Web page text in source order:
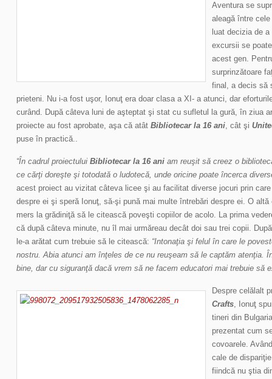
Aventura se
aleagă între
luat decizia de
excursii se
acest gen.
surprinzătoare
final, a decis să
prieteni. Nu i-a fost uşor, Ionuţ era doar clasa a XI- a atunci, dar
curând. După câteva luni de aşteptat şi stat cu sufletul la gură, în ziua
proiecte au fost aprobate, aşa că atât Bibliotecar la 16 ani, cât şi
puse în practică..
“În cadrul proiectului Bibliotecar la 16 ani am reuşit să creez o
ce cărţi doreşte şi totodată o ludotecă, unde oricine poate încerca
acest proiect au vizitat câteva licee şi au facilitat diverse jocuri prin
despre ei şi speră Ionuţ, să-şi pună mai multe întrebări despre ei. O
mers la grădiniţă să le citească poveşti copiilor de acolo. La prima
că după câteva minute, nu îl mai urmăreau decât doi sau trei copii.
le-a arătat cum trebuie să le citească: “Intonaţia şi felul în care le
nostru. Abia atunci am înţeles de ce nu reuşeam să le captăm atenţia.
bine, dar cu siguranţă dacă vrem să ne facem educatori mai trebuie să
Despre celălalt
Crafts, Ionuţ
tineri din
prezentat cum
covoarele.
cale de
fiindcă nu ştia